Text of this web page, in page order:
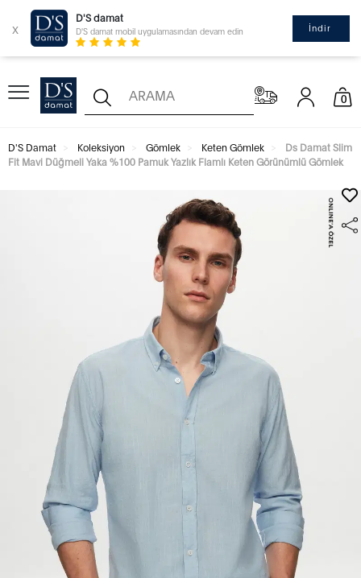
x
D'S damat
D'S damat mobil uygulamasından devam edin İndir
0
D'S Damat Koleksiyon Gömlek Keten Gömlek
Ds Damat Slim
Fit Mavi Düğmeli Yaka %100 Pamuk Yazlık Flamlı Keten Görünümlü Gömlek